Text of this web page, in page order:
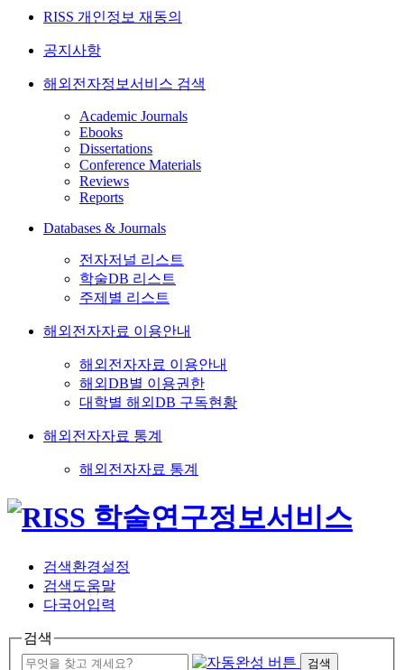
RISS 개인정보 재동의
공지사항
해외전자정보서비스 검색
Academic Journals
Ebooks
Dissertations
Conference Materials
Reviews
Reports
Databases & Journals
전자저널 리스트
학술DB 리스트
주제별 리스트
해외전자자료 이용안내
해외전자자료 이용안내
해외DB별 이용권한
대학별 해외DB 구독현황
해외전자자료 통계
해외전자자료 통계
검색환경설정
검색도움말
다국어입력
검색
검색